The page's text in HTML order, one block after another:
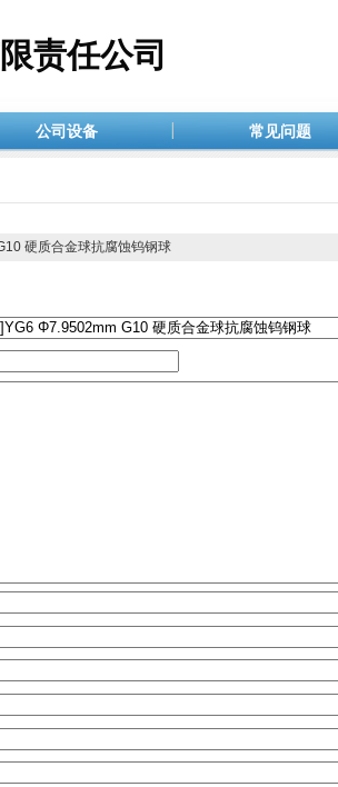
责任公司
公司设备 常见问题
硬质合金球抗腐蚀钨钢球